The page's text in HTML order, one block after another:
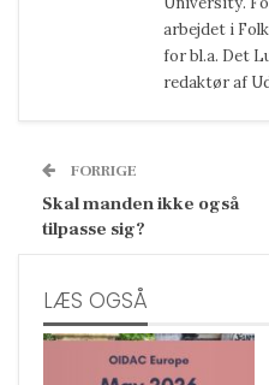
arbejdet i
for bl.a. Det
redaktør af
FORRIGE
Skal manden ikke også
tilpasse sig?
LÆS OGSÅ